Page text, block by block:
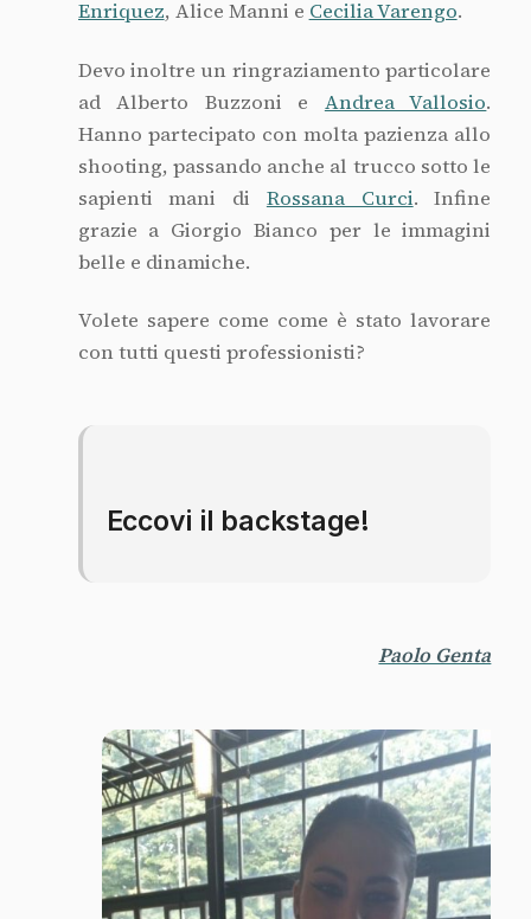
Enriquez, Alice Manni e Cecilia Varengo.
Devo inoltre un ringraziamento particolare
ad Alberto Buzzoni e Andrea Vallosio.
Hanno partecipato con molta pazienza allo
shooting, passando anche al trucco sotto le
sapienti mani di Rossana Curci. Infine
grazie a Giorgio Bianco per le immagini
belle e dinamiche.
Volete sapere come come è stato lavorare
con tutti questi professionisti?
Eccovi il backstage!
Paolo Genta